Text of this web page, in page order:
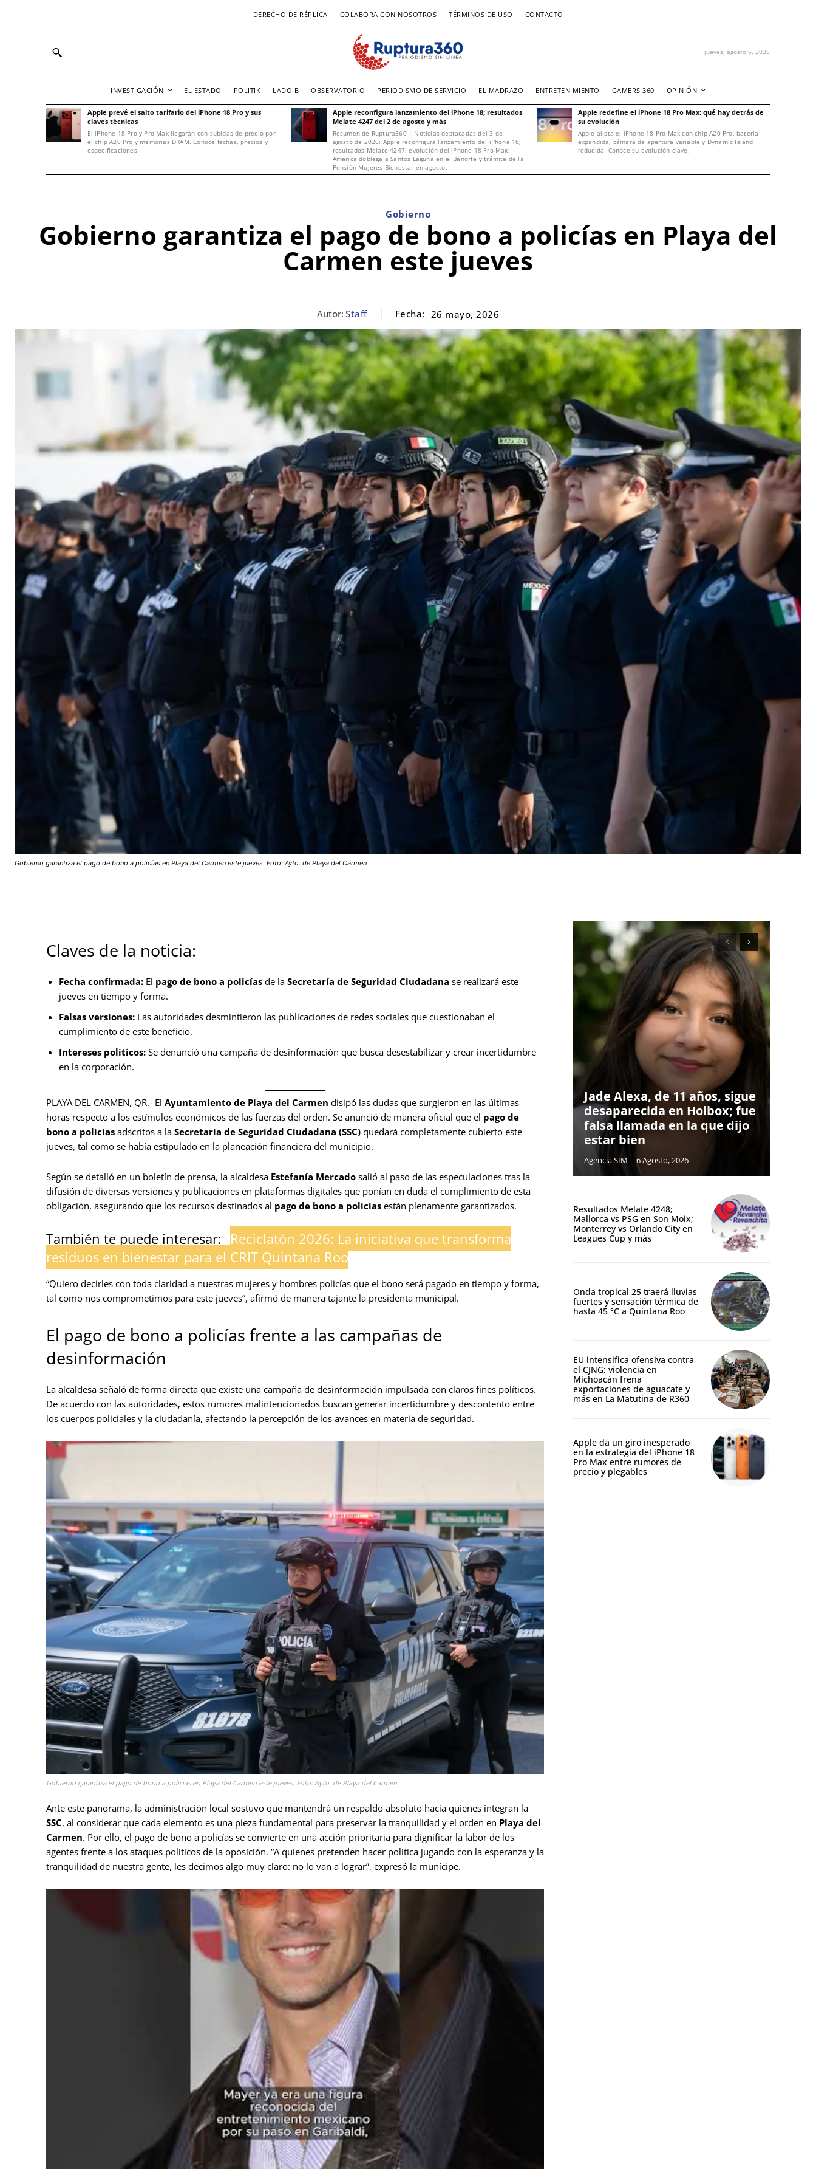
DERECHO DE RÉPLICA COLABORA CON NOSOTROS TÉRMINOS DE USO CONTACTO
jueves, agosto 6, 2026
INVESTIGACIÓN EL ESTADO POLITIK LADO B OBSERVATORIO PERIODISMO DE SERVICIO EL MADRAZO ENTRETENIMIENTO GAMERS 360 OPINIÓN
Apple prevé el salto tarifario del iPhone 18 Pro y sus
claves técnicas
El iPhone 18 Pro y Pro Max llegarán con subidas de precio por
el chip A20 Pro y memorias DRAM. Conoce fechas, precios y
especificaciones.
Apple reconfigura lanzamiento del iPhone 18; resultados
Melate 4247 del 2 de agosto y más
Resumen de Ruptura360 | Noticias destacadas del 3 de
agosto de 2026: Apple reconfigura lanzamiento del iPhone 18;
resultados Melate 4247; evolución del iPhone 18 Pro Max;
América doblega a Santos Laguna en el Banorte y trámite de la
Pensión Mujeres Bienestar en agosto.
Apple redefine el iPhone 18 Pro Max: qué hay detrás de
su evolución
Apple alista el iPhone 18 Pro Max con chip A20 Pro, batería
expandida, cámara de apertura variable y Dynamic Island
reducida. Conoce su evolución clave.
Gobierno
Gobierno garantiza el pago de bono a policías en Playa del
Carmen este jueves
Autor: Staff Fecha: 26 mayo, 2026
Gobierno garantiza el pago de bono a policías en Playa del Carmen este jueves. Foto: Ayto. de Playa del Carmen
Claves de la noticia:
Fecha confirmada: El pago de bono a policías de la Secretaría de Seguridad Ciudadana se realizará este
jueves en tiempo y forma.
Falsas versiones: Las autoridades desmintieron las publicaciones de redes sociales que cuestionaban el
cumplimiento de este beneficio.
Intereses políticos: Se denunció una campaña de desinformación que busca desestabilizar y crear incertidumbre
en la corporación.
PLAYA DEL CARMEN, QR.- El Ayuntamiento de Playa del Carmen disipó las dudas que surgieron en las últimas
horas respecto a los estímulos económicos de las fuerzas del orden. Se anunció de manera oficial que el pago de
bono a policías adscritos a la Secretaría de Seguridad Ciudadana (SSC) quedará completamente cubierto este
jueves, tal como se había estipulado en la planeación financiera del municipio.
Según se detalló en un boletín de prensa, la alcaldesa Estefanía Mercado salió al paso de las especulaciones tras la
difusión de diversas versiones y publicaciones en plataformas digitales que ponían en duda el cumplimiento de esta
obligación, asegurando que los recursos destinados al pago de bono a policías están plenamente garantizados.
También te puede interesar: Reciclatón 2026: La iniciativa que transforma
residuos en bienestar para el CRIT Quintana Roo
“Quiero decirles con toda claridad a nuestras mujeres y hombres policías que el bono será pagado en tiempo y forma,
tal como nos comprometimos para este jueves”, afirmó de manera tajante la presidenta municipal.
El pago de bono a policías frente a las campañas de
desinformación
La alcaldesa señaló de forma directa que existe una campaña de desinformación impulsada con claros fines políticos.
De acuerdo con las autoridades, estos rumores malintencionados buscan generar incertidumbre y descontento entre
los cuerpos policiales y la ciudadanía, afectando la percepción de los avances en materia de seguridad.
Gobierno garantiza el pago de bono a policías en Playa del Carmen este jueves. Foto: Ayto. de Playa del Carmen
Ante este panorama, la administración local sostuvo que mantendrá un respaldo absoluto hacia quienes integran la
SSC, al considerar que cada elemento es una pieza fundamental para preservar la tranquilidad y el orden en Playa del
Carmen. Por ello, el pago de bono a policías se convierte en una acción prioritaria para dignificar la labor de los
agentes frente a los ataques políticos de la oposición. “A quienes pretenden hacer política jugando con la esperanza y la
tranquilidad de nuestra gente, les decimos algo muy claro: no lo van a lograr”, expresó la munícipe.
Jade Alexa, de 11 años, sigue
desaparecida en Holbox; fue
falsa llamada en la que dijo
estar bien
Agencia SIM - 6 Agosto, 2026
Resultados Melate 4248;
Mallorca vs PSG en Son Moix;
Monterrey vs Orlando City en
Leagues Cup y más
Onda tropical 25 traerá lluvias
fuertes y sensación térmica de
hasta 45 °C a Quintana Roo
EU intensifica ofensiva contra
el CJNG; violencia en
Michoacán frena
exportaciones de aguacate y
más en La Matutina de R360
Apple da un giro inesperado
en la estrategia del iPhone 18
Pro Max entre rumores de
precio y plegables